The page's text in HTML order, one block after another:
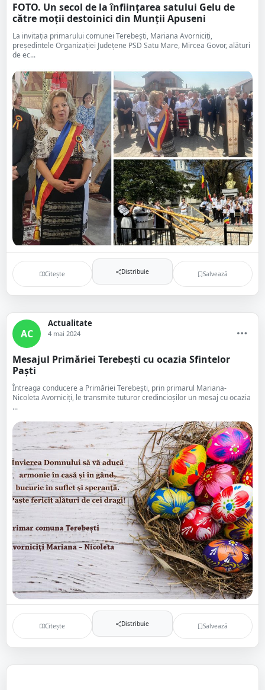
FOTO. Un secol de la înființarea satului Gelu de
către moții destoinici din Munții Apuseni
La invitația primarului comunei Terebești, Mariana Avorniciți,
președintele Organizației Județene PSD Satu Mare, Mircea Govor, alături
de ec...
Citește Distribuie Salvează
AC
Actualitate
4 mai 2024
Mesajul Primăriei Terebești cu ocazia Sfintelor
Paști
Întreaga conducere a Primăriei Terebești, prin primarul Mariana-
Nicoleta Avorniciți, le transmite tuturor credincioșilor un mesaj cu ocazia
...
Citește Distribuie Salvează